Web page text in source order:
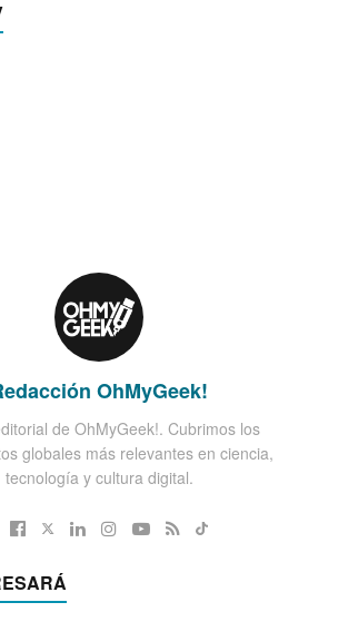
OhMyGeek!
de OhMyGeek!. Cubrimos los
globales más relevantes en ciencia,
tecnología y cultura digital.